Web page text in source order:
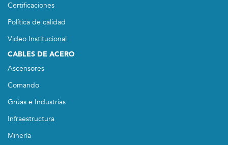
Certificaciones
Política de calidad
Video Institucional
CABLES DE ACERO
Ascensores
Comando
Grúas e Industrias
Infraestructura
Minería